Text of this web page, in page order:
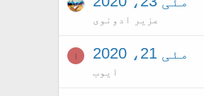
عزیر ادونوی
مئی 21، 2020
ایوب
ا